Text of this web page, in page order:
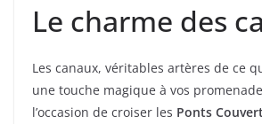
Le charme des
Les canaux, véritables artères de ce
une touche magique à vos
l’occasion de croiser les Ponts